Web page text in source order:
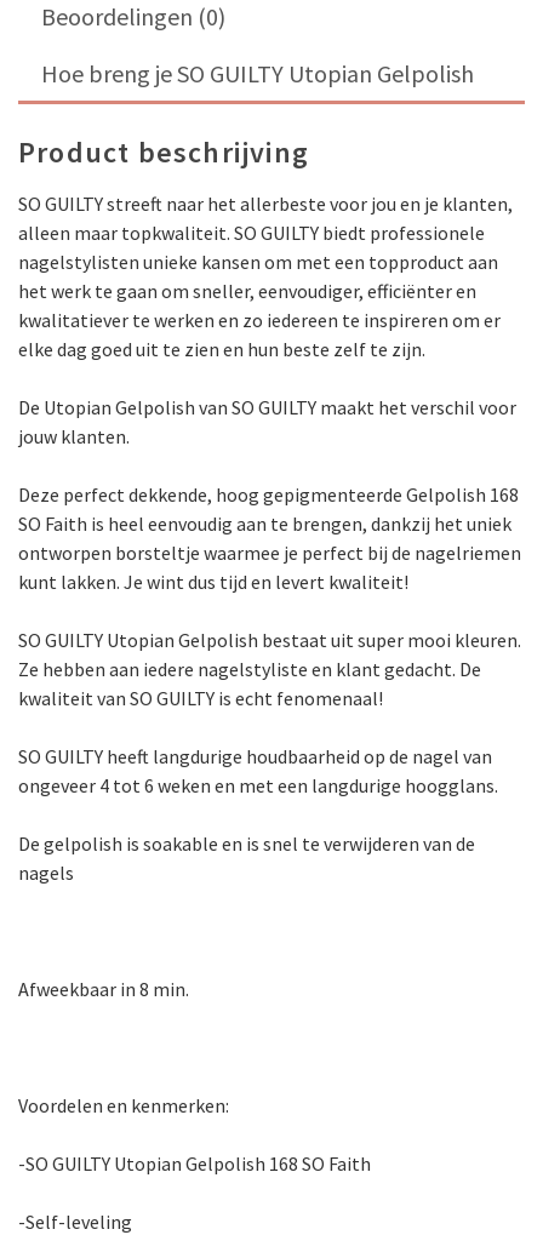
Beoordelingen (0)
Hoe breng je SO GUILTY Utopian Gelpolish
Product beschrijving
SO GUILTY streeft naar het allerbeste voor jou en je klanten,
alleen maar topkwaliteit. SO GUILTY biedt professionele
nagelstylisten unieke kansen om met een topproduct aan
het werk te gaan om sneller, eenvoudiger, efficiënter en
kwalitatiever te werken en zo iedereen te inspireren om er
elke dag goed uit te zien en hun beste zelf te zijn.
De Utopian Gelpolish van SO GUILTY maakt het verschil voor
jouw klanten.
Deze perfect dekkende, hoog gepigmenteerde Gelpolish 168
SO Faith is heel eenvoudig aan te brengen, dankzij het uniek
ontworpen borsteltje waarmee je perfect bij de nagelriemen
kunt lakken. Je wint dus tijd en levert kwaliteit!
SO GUILTY Utopian Gelpolish bestaat uit super mooi kleuren.
Ze hebben aan iedere nagelstyliste en klant gedacht. De
kwaliteit van SO GUILTY is echt fenomenaal!
SO GUILTY heeft langdurige houdbaarheid op de nagel van
ongeveer 4 tot 6 weken en met een langdurige hoogglans.
De gelpolish is soakable en is snel te verwijderen van de
nagels
Afweekbaar in 8 min.
Voordelen en kenmerken:
-SO GUILTY Utopian Gelpolish 168 SO Faith
-Self-leveling